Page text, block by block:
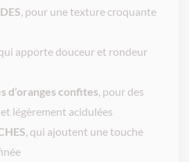
, pour une texture croquante
apporte douceur et rondeur
d’oranges confites, pour des
légèrement acidulées
, qui ajoutent une touche